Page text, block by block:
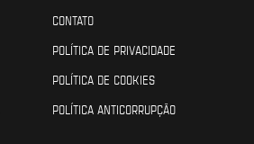
CONTATO
POLÍTICA DE PRIVACIDADE
POLÍTICA DE COOKIES
POLÍTICA ANTICORRUPÇÃO